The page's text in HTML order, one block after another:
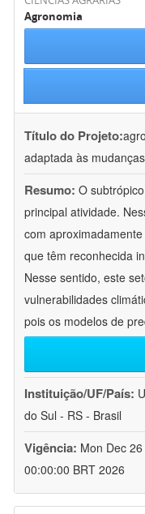
Agronomia
Título do Projeto:
adaptada às
Resumo: O
principal atividade.
com
que têm reconhecida
Nesse sentido, este
vulnerabilidades
pois os modelos de
Instituição/UF/País:
do Sul - RS - Brasil
Vigência: Mon Dec
00:00:00 BRT 2026